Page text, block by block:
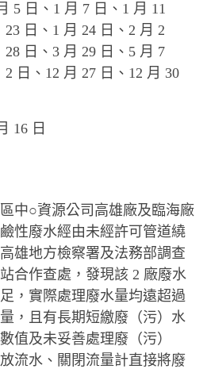
5 日、1 月 7 日、1 月 11
23 日、1 月 24 日、2 月 2
28 日、3 月 29 日、5 月 7
2 日、12 月 27 日、12 月 30
16 日
中○資源公司高雄廠及臨海廠
性廢水經由未經許可管道繞
雄地方檢察署及法務部調查
合作查處，發現該 2 廠廢水
，實際處理廢水量均遠超過
，且有長期短繳廢（污）水
值及未妥善處理廢（污）
流水、關閉流量計直接將廢